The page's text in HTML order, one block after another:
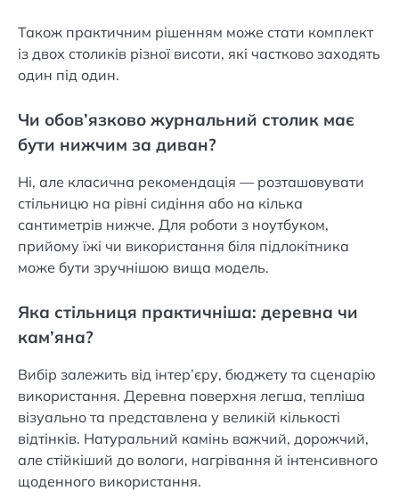
Також практичним рішенням може стати комплект
із двох столиків різної висоти, які частково заходять
один під один.
Чи обов’язково журнальний столик має
бути нижчим за диван?
Ні, але класична рекомендація — розташовувати
стільницю на рівні сидіння або на кілька
сантиметрів нижче. Для роботи з ноутбуком,
прийому їжі чи використання біля підлокітника
може бути зручнішою вища модель.
Яка стільниця практичніша: деревна чи
кам’яна?
Вибір залежить від інтер’єру, бюджету та сценарію
використання. Деревна поверхня легша, тепліша
візуально та представлена у великій кількості
відтінків. Натуральний камінь важчий, дорожчий,
але стійкіший до вологи, нагрівання й інтенсивного
щоденного використання.